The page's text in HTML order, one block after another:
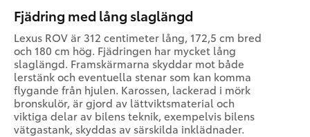
Fjädring med lång slaglängd
Lexus ROV är 312 centimeter lång, 172,5 cm bred
och 180 cm hög. Fjädringen har mycket lång
slaglängd. Framskärmarna skyddar mot både
lerstänk och eventuella stenar som kan komma
flygande från hjulen. Karossen, lackerad i mörk
bronskulör, är gjord av lättviktsmaterial och
viktiga delar av bilens teknik, exempelvis bilens
vätgastank, skyddas av särskilda inklädnader.